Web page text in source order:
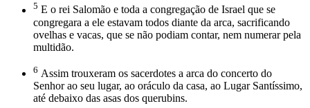
5 E o rei Salomão e toda a congregação de Israel que se
congregara a ele estavam todos diante da arca, sacrificando
ovelhas e vacas, que se não podiam contar, nem numerar pela
multidão.
6 Assim trouxeram os sacerdotes a arca do concerto do
Senhor ao seu lugar, ao oráculo da casa, ao Lugar Santíssimo,
até debaixo das asas dos querubins.